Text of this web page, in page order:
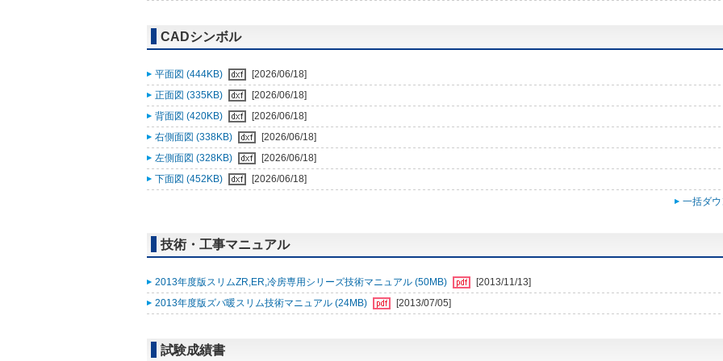
CADシンボル
平面図 (444KB)
[2026/06/18]
正面図 (335KB)
[2026/06/18]
背面図 (420KB)
[2026/06/18]
右側面図 (338KB)
[2026/06/18]
左側面図 (328KB)
[2026/06/18]
下面図 (452KB)
[2026/06/18]
一括ダ
技術・工事マニュアル
2013年度版スリムZR,ER,冷房専用シリーズ技術マニュアル (50MB)
[2013/11/13]
2013年度版ズバ暖スリム技術マニュアル (24MB)
[2013/07/05]
試験成績書